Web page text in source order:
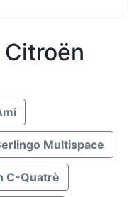
Multispace
C-Quatrè